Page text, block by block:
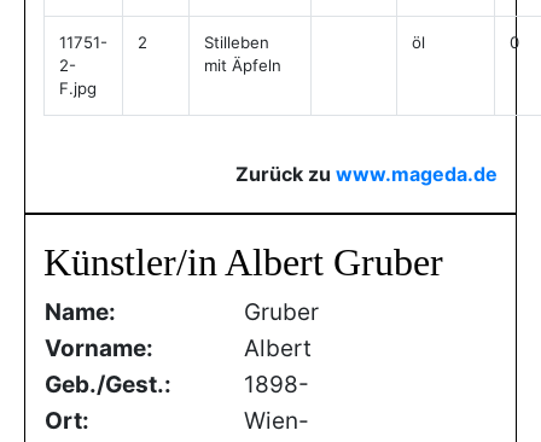
11751-
2-
F.jpg
2
Stilleben
mit Äpfeln
öl 0
Zurück zu www.mageda.de
Künstler/in Albert Gruber
Name:
Gruber
Vorname:
Albert
Geb./Gest.:
1898-
Ort:
Wien-